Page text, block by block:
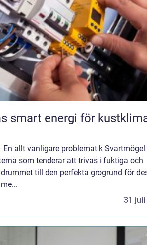
allt vanligare problematik Svartmögel
som tenderar att trivas i fuktiga och
till den perfekta grogrund för
31 juli